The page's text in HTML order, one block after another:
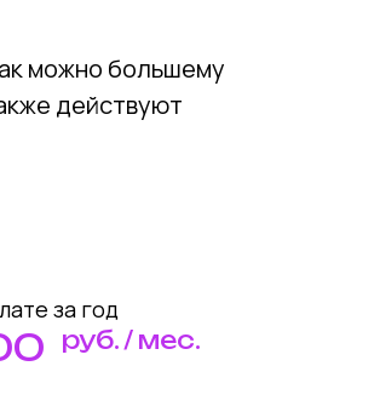
можно большему
действуют
за год
руб. / мес.